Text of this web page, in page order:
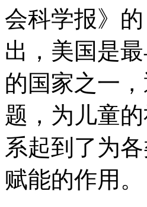
会科学报》
出，美国是
的国家之一
题，为儿童
系起到了为
赋能的作用。